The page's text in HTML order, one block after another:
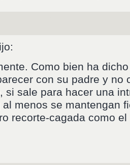
Como bien ha
con su padre y no
si sale para hacer una
al menos se mantengan
recorte-cagada como